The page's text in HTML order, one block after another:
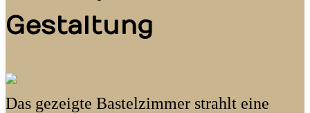
Gestaltung
Das gezeigte Bastelzimmer strahlt eine